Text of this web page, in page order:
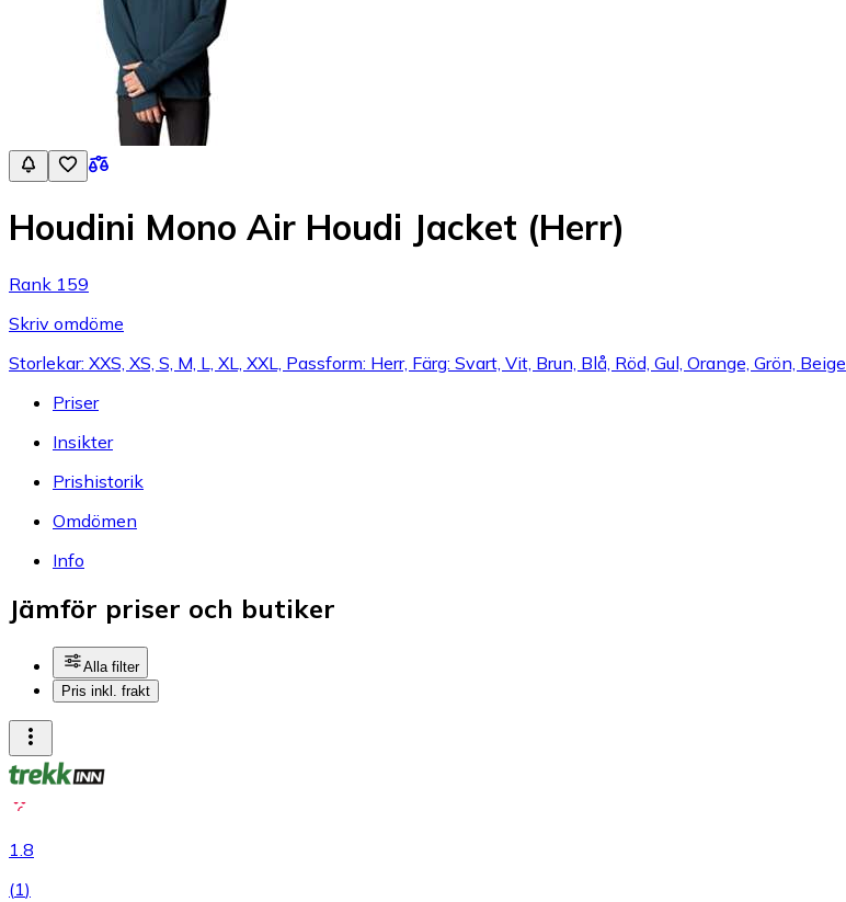
Houdini Mono Air Houdi Jacket (Herr)
Rank 159
Skriv omdöme
Storlekar: XXS, XS, S, M, L, XL, XXL, Passform: Herr, Färg: Svart, Vit, Brun, Blå, Röd, Gul, Orange, Grön, Beige
Priser
Insikter
Prishistorik
Omdömen
Info
Jämför priser och butiker
Alla filter
Pris inkl. frakt
1.8
(1)